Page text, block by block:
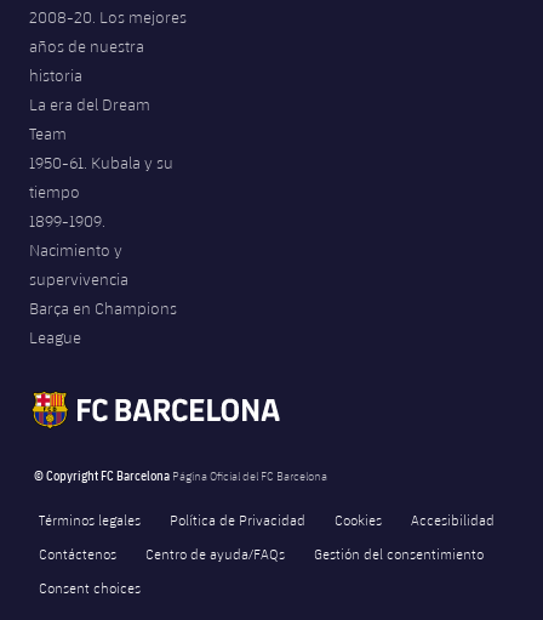
2008-20. Los mejores
años de nuestra
historia
La era del Dream
Team
1950-61. Kubala y su
tiempo
1899-1909.
Nacimiento y
supervivencia
Barça en Champions
League
© Copyright FC Barcelona Página Oficial del FC Barcelona
Términos legales Política de Privacidad Cookies
Accesibilidad
Contáctenos
Centro de ayuda/FAQs
Gestión del consentimiento
Consent choices